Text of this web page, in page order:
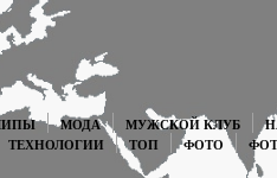
МОДА МУЖСКОЙ КЛУБ
ТЕХНОЛОГИИ ТОП ФОТО